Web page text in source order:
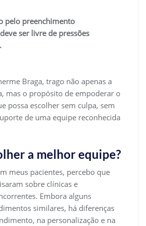
pelo preenchimento
ser livre de pressões
Braga, trago não apenas a
mas o propósito de empoderar o
possa escolher sem culpa, sem
de uma equipe reconhecida
a melhor equipe?
meus pacientes, percebo que
sobre clínicas e
Embora alguns
similares, há diferenças
na personalização e na